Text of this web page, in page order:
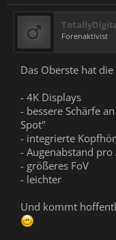
Forenaktivist
Das Oberste hat
- 4K Displays
- bessere Schärfe
Spot"
- integrierte
- Augenabstand
- größeres FoV
- leichter
Und kommt